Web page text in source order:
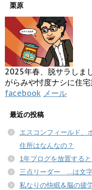
栗原
2025年春、脱サラしま
がらみや忖度ナシに住
facebook メール
最近の投稿
エスコンフィールド、
住所はなんなの？
1年ブログを放置する
三点リーダー …は文字
私なりの快眠&脳の疲